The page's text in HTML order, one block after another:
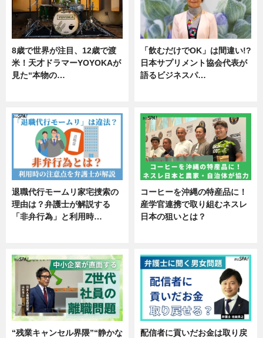
8歳で世界が注目、12歳で渡
米！天才ドラマーYOYOKAが
見た“本物の…
「飲むだけでOK」は間違い!?
日本サプリメント協会代表が
語るビジネスパ…
退職代行モームリ家宅捜索の
理由は？弁護士が解説する
「非弁行為」と利用時…
コーヒーを沖縄の特産品に！
産学官連携で取り組むネスレ
日本の狙いとは？
“残業キャンセル界隈”“静かな
配信者に貢いだお金は取り戻